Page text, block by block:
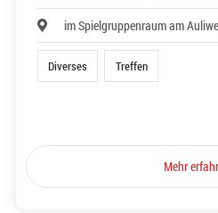
im Spielgruppenraum am
Diverses Treffen
Mehr